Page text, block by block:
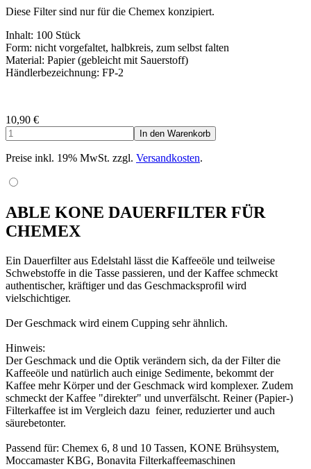
Diese Filter sind nur für die Chemex konzipiert.
Inhalt: 100 Stück
Form: nicht vorgefaltet, halbkreis, zum selbst falten
Material: Papier (gebleicht mit Sauerstoff)
Händlerbezeichnung: FP-2
10,90 €
Preise inkl. 19% MwSt. zzgl. Versandkosten.
ABLE KONE DAUERFILTER FÜR
CHEMEX
Ein Dauerfilter aus Edelstahl lässt die Kaffeeöle und teilweise
Schwebstoffe in die Tasse passieren, und der Kaffee schmeckt
authentischer, kräftiger und das Geschmacksprofil wird
vielschichtiger.
Der Geschmack wird einem Cupping sehr ähnlich.
Hinweis:
Der Geschmack und die Optik verändern sich, da der Filter die
Kaffeeöle und natürlich auch einige Sedimente, bekommt der
Kaffee mehr Körper und der Geschmack wird komplexer. Zudem
schmeckt der Kaffee "direkter" und unverfälscht. Reiner (Papier-)
Filterkaffee ist im Vergleich dazu feiner, reduzierter und auch
säurebetonter.
Passend für: Chemex 6, 8 und 10 Tassen, KONE Brühsystem,
Moccamaster KBG, Bonavita Filterkaffeemaschinen